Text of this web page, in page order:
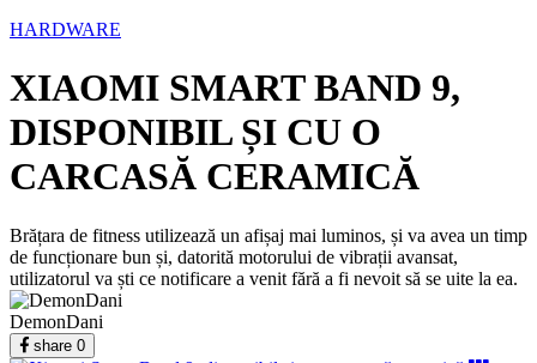
HARDWARE
XIAOMI SMART BAND 9,
DISPONIBIL ȘI CU O
CARCASĂ CERAMICĂ
Brățara de fitness utilizează un afișaj mai luminos, și va avea un timp
de funcționare bun și, datorită motorului de vibrații avansat,
utilizatorul va ști ce notificare a venit fără a fi nevoit să se uite la ea.
DemonDani
share 0